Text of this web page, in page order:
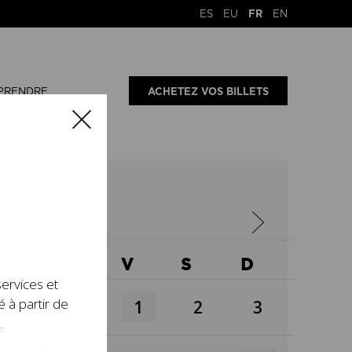
ES EU FR EN
ACHETEZ VOS BILLETS
V S D
1 2 3
et
à partir de